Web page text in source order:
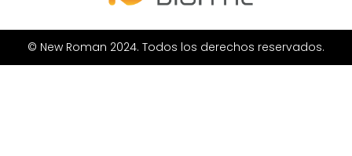
© New Roman 2024. Todos los derechos reservados.